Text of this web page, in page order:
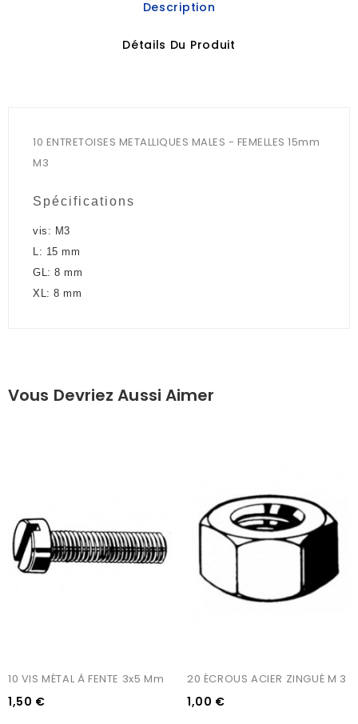
Description
Détails Du Produit
10 ENTRETOISES METALLIQUES MALES - FEMELLES 15mm
M3
Spécifications
vis: M3
L: 15 mm
GL: 8 mm
XL: 8 mm
Vous Devriez Aussi Aimer
10 VIS MÉTAL À FENTE 3x5 Mm
1,50 €
20 ÉCROUS ACIER ZINGUÉ M 3
1,00 €